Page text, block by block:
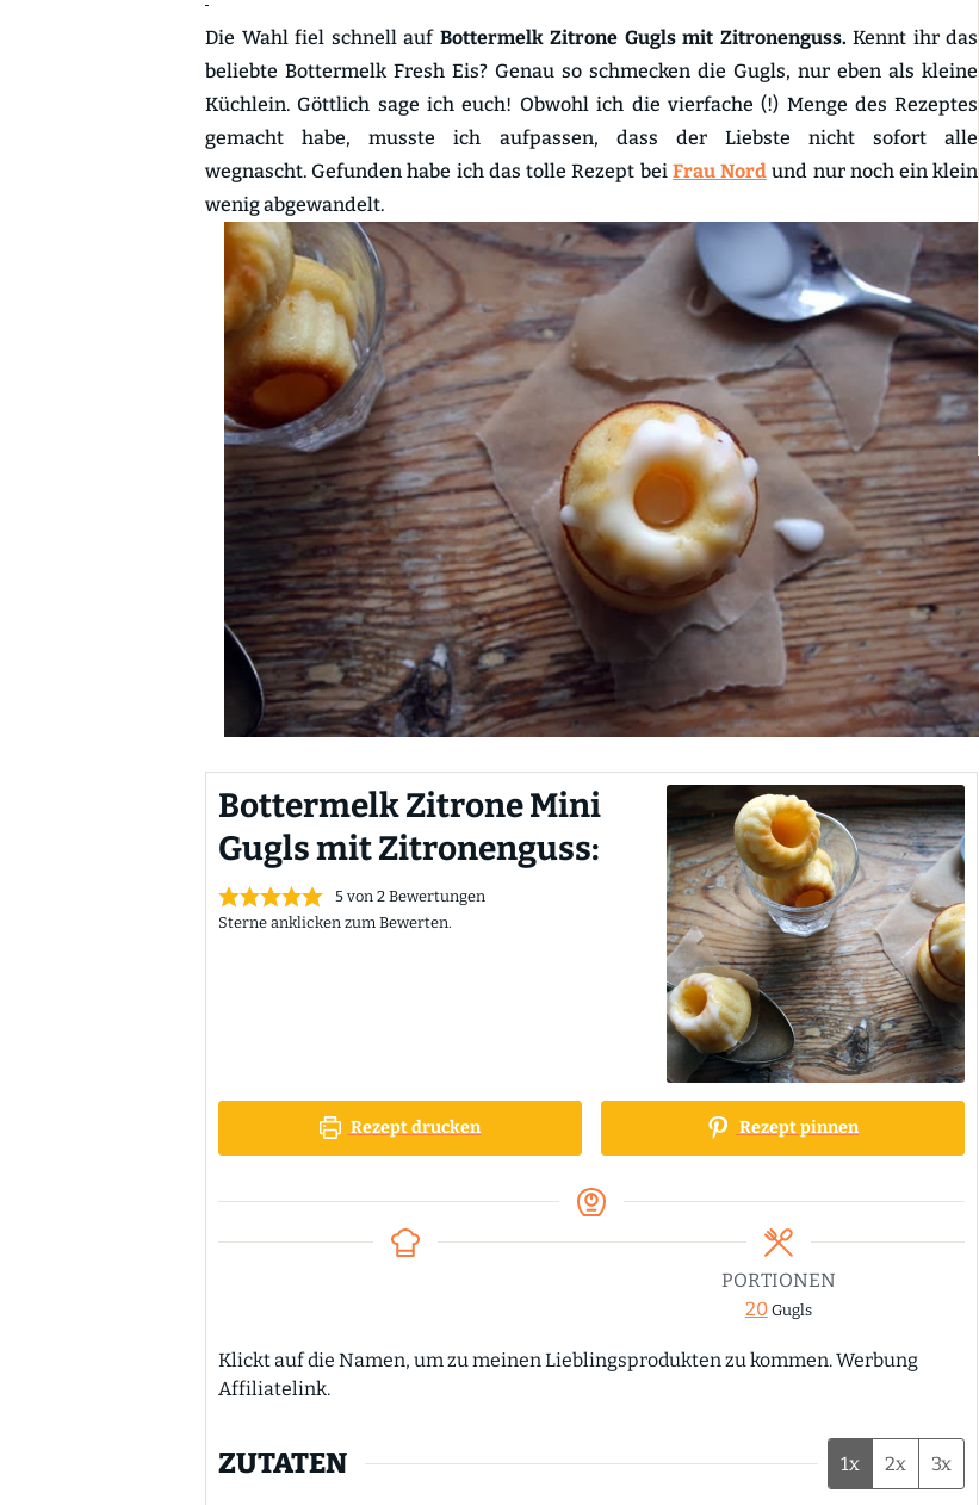
Die Wahl fiel schnell auf Bottermelk Zitrone Gugls mit Zitronenguss.Kennt ihr das
beliebte Bottermelk Fresh Eis? Genau so schmecken die Gugls, nur eben als kleine
Küchlein. Göttlich sage ich euch! Obwohl ich die vierfache (!) Menge des Rezeptes
gemacht habe, musste ich aufpassen, dass der Liebste nicht sofort alle
wegnascht. Gefunden habe ich das tolle Rezept bei Frau Nord und nur noch ein klein
wenig abgewandelt.
Bottermelk Zitrone Mini
Gugls mit Zitronenguss:
5von 2Bewertungen
Sterne anklicken zum Bewerten.
Rezept drucken Rezept pinnen
PORTIONEN
20 Gugls
Klickt auf die Namen, um zu meinen Lieblingsprodukten zu kommen. Werbung
Affiliatelink.
ZUTATEN 1x 2x 3x